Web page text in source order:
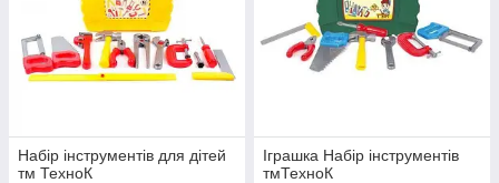
Набір інструментів для дітей
тм ТехноК
Іграшка Набір інструментів
тмТехноК